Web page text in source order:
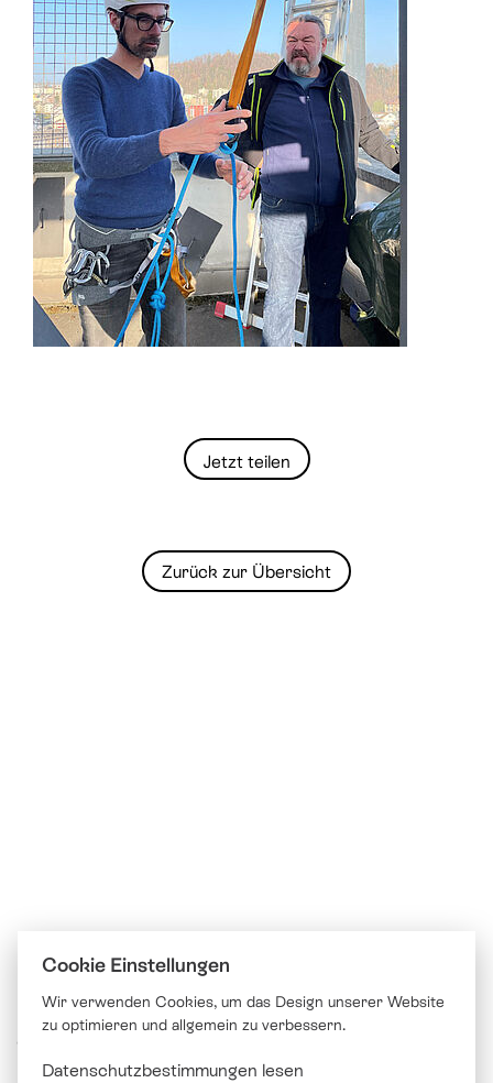
Jetzt teilen
Zurück zur Übersicht
© Katholische Kirche Stadt Luzern
Brünigstrasse 20
Cookie Einstellungen
Wir verwenden Cookies, um das Design unserer Website
zu optimieren und allgemein zu verbessern.
Datenschutzbestimmungen lesen